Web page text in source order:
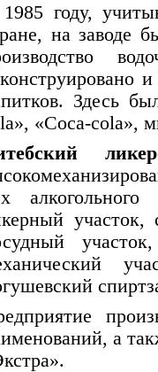
году,
на заводе
Здесь
«Coca-cola»,
алкогольного
участок,
а